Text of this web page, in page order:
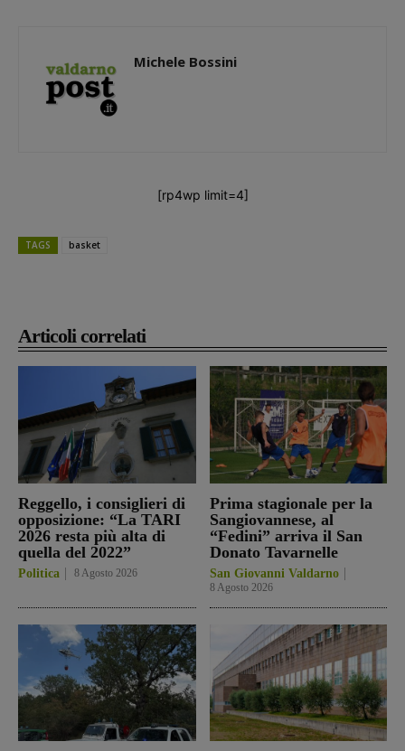
Articoli correlati
Reggello, i consiglieri di
opposizione: “La TARI
2026 resta più alta di
quella del 2022”
Politica 8 Agosto 2026
Prima stagionale per la
Sangiovannese, al
“Fedini” arriva il San
Donato Tavarnelle
San Giovanni Valdarno
8 Agosto 2026
Michele Bossini
[rp4wp limit=4]
TAGS basket